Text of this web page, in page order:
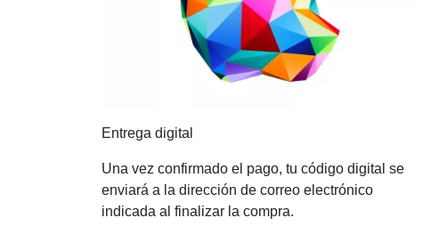
Entrega digital
Una vez confirmado el pago, tu código digital se
enviará a la dirección de correo electrónico
indicada al finalizar la compra.